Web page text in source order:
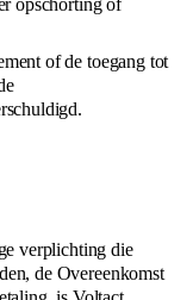
opschorting of
of de toegang tot
verplichting die
de Overeenkomst